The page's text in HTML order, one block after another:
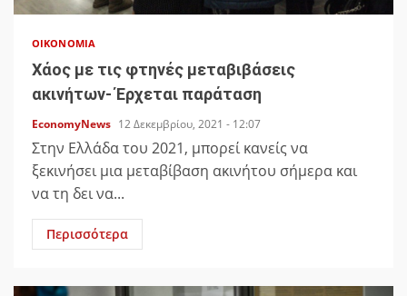
ΟΙΚΟΝΟΜΊΑ
Χάος με τις φτηνές μεταβιβάσεις
ακινήτων- Έρχεται παράταση
EconomyNews 12 Δεκεμβρίου, 2021 - 12:07
Στην Ελλάδα του 2021, μπορεί κανείς να
ξεκινήσει μια μεταβίβαση ακινήτου σήμερα και
να τη δει να...
Περισσότερα